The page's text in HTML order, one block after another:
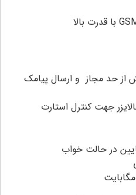
حد مجاز و ارسال پيامک
جهت کنترل استارت
در حالت خواب